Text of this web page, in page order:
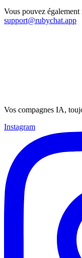
Vous pouvez
support@rubychat.app
Vos compagnes IA,
Instagram